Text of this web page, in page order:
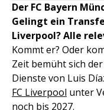
Der FC Bayern
Gelingt ein
Liverpool? Alle
Kommt er? Oder
Zeit bemüht sich der
Dienste von Luis
FC Liverpool unter
noch bis 2027.